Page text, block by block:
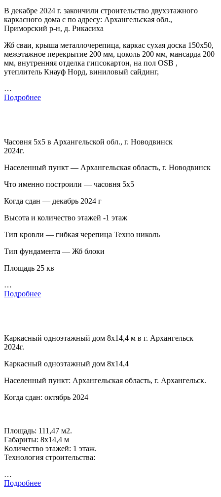
В декабре 2024 г. закончили строительство двухэтажного
каркасного дома с по адресу: Архангельская обл.,
Приморский р-н, д. Рикасиха
Жб сваи, крыша металлочерепица, каркас сухая доска 150х50,
межэтажное перекрытие 200 мм, цоколь 200 мм, мансарда 200
мм, внутренняя отделка гипсокартон, на пол OSB ,
утеплитель Кнауф Норд, виниловый сайдинг,
…
Подробнее
Часовня 5х5 в Архангельской обл., г. Новодвинск
2024г.
Населенный пункт — Архангельская область, г. Новодвинск
Что именно построили — часовня 5х5
Когда сдан — декабрь 2024 г
Высота и количество этажей -1 этаж
Тип кровли — гибкая черепица Техно николь
Тип фундамента — Жб блоки
Площадь 25 кв
…
Подробнее
Каркасный одноэтажный дом 8х14,4 м в г. Архангельск
2024г.
Каркасный одноэтажный дом 8х14,4
Населенный пункт: Архангельская область, г. Архангельск.
Когда сдан: октябрь 2024
Площадь: 111,47 м2.
Габариты: 8х14,4 м
Количество этажей: 1 этаж.
Технология строительства:
…
Подробнее